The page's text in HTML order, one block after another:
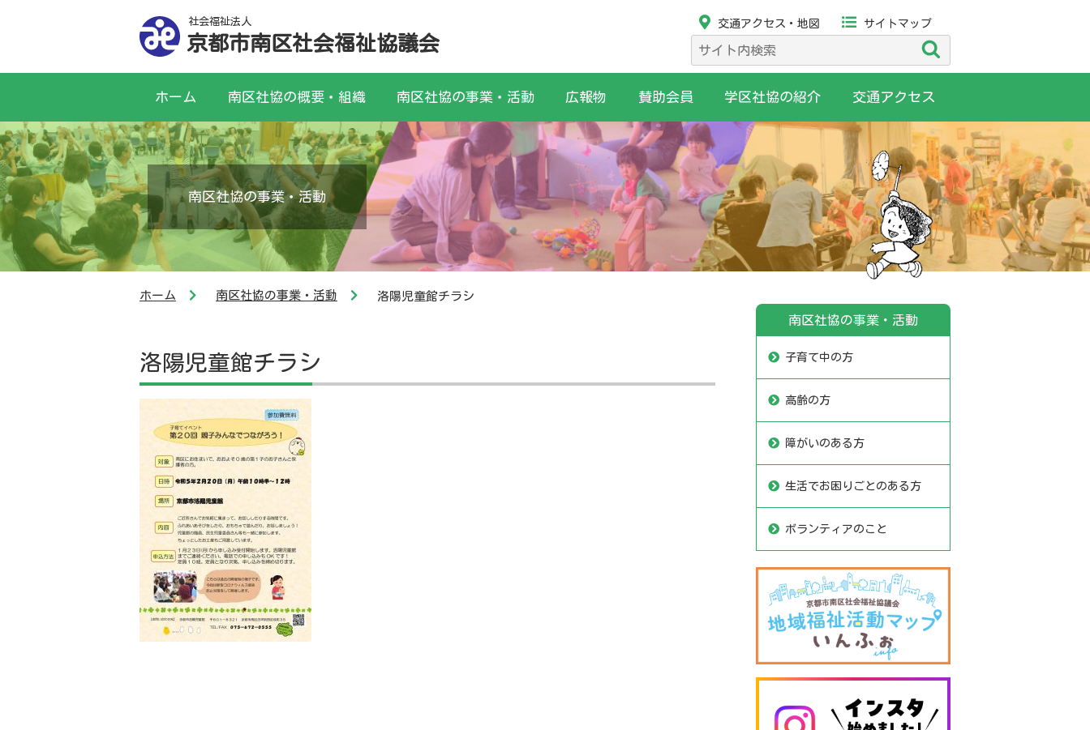
社会福祉法人
京都市南区社会福祉協議会
交通アクセス・地図 サイトマップ
検
索:
ホーム 南区社協の概要・組織 南区社協の事業・活動 広報物 賛助会員 学区社協の紹介 交通アクセス
南区社協の事業・活動
ホーム 南区社協の事業・活動 洛陽児童館チラシ
洛陽児童館チラシ
南区社協の事業・活動
子育て中の方
高齢の方
障がいのある方
生活でお困りごとのある方
ボランティアのこと